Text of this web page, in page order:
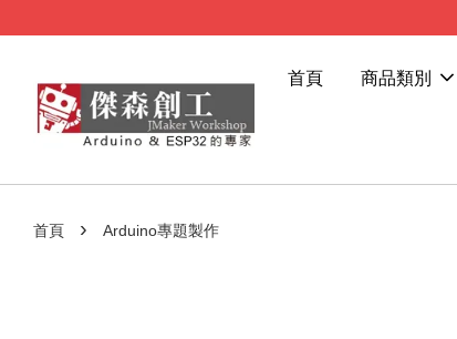
首頁 商品類別
首頁 › Arduino專題製作